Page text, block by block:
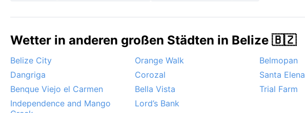
Wetter in anderen großen Städten in Belize 🇧🇿
Belize City Orange Walk Belmopan
Dangriga
Corozal Santa Elena
Benque Viejo el Carmen
Bella Vista Trial Farm
Independence and Mango
Lord’s Bank